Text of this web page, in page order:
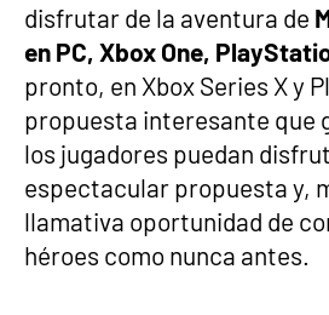
disfrutar de la aventura de
en PC, Xbox One,
pronto, en Xbox Series X y
propuesta interesante que
los jugadores puedan
espectacular propuesta y,
llamativa oportunidad de
héroes como nunca antes.